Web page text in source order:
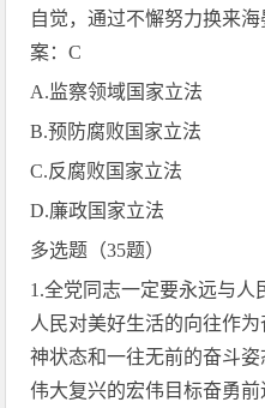
自觉，通过不懈努力换来
案：C
A.监察领域国家立法
B.预防腐败国家立法
C.反腐败国家立法
D.廉政国家立法
多选题（35题）
1.全党同志一定要永远与人
人民对美好生活的向往作
神状态和一往无前的奋斗
伟大复兴的宏伟目标奋勇